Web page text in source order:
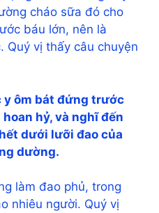
cháo sữa đó cho
báu lớn, nên là
Quý vị thấy câu chuyện
y ôm bát đứng trước
hỷ, và nghĩ đến
dưới lưỡi đao của
dường.
làm đao phủ, trong
nhiêu người. Quý vị